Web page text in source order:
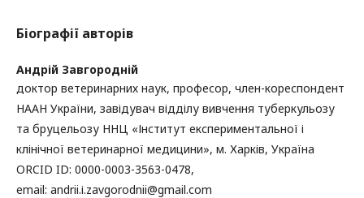
Біографії авторів
Андрій Завгородній
доктор ветеринарних наук, професор, член-кореспондент
НААН України, завідувач відділу вивчення туберкульозу
та бруцельозу ННЦ «Інститут експериментальної і
клінічної ветеринарної медицини», м. Харків, Україна
ORCID ID: 0000-0003-3563-0478,
email: аndrii.і.zavgorodnii@gmail.com